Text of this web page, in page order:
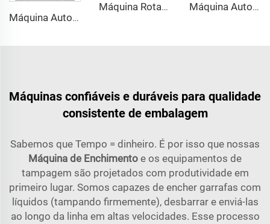
Máquina Automática de Vedação de Lata de Cerveja de Alumínio com Única Cabeça
Máquina Rotativa de Enchimento por Transbordo a Vácuo para Garrafas de Vidro para Espirituosos Destilados e Vinho Máquina Automática de Enchimento, Vedação e Etiquetagem para Garrafas de Vidro Pequenas para Cerveja Artesanal
Máquinas confiáveis e duráveis para qualidade
consistente de embalagem
Sabemos que Tempo = dinheiro. É por isso que nossas
Máquina de Enchimento e os equipamentos de
tampagem são projetados com produtividade em
primeiro lugar. Somos capazes de encher garrafas com
líquidos (tampando firmemente), desbarrar e enviá-las
ao longo da linha em altas velocidades. Esse processo